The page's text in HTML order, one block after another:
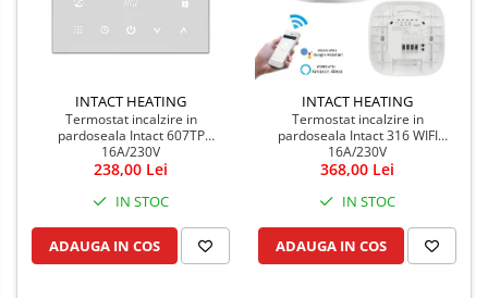
INTACT HEATING
Termostat incalzire in
pardoseala Intact 607TP
16A/230V
238,00 Lei
IN STOC
ADAUGA IN COS
INTACT HEATING
Termostat incalzire in
pardoseala Intact 316 WIFI
16A/230V
368,00 Lei
IN STOC
ADAUGA IN COS